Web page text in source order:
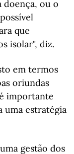
doença, ou o
que
isolar", diz.
em termos
oriundas
importante
uma estratégia
gestão dos